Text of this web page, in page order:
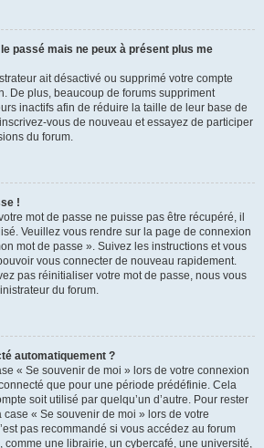
passé mais ne peux à présent plus me
ait désactivé ou supprimé votre compte
De plus, beaucoup de forums suppriment
inactifs afin de réduire la taille de leur base de
vous de nouveau et essayez de participer
du forum.
!
mot de passe ne puisse pas être récupéré, il
Veuillez vous rendre sur la page de connexion
mot de passe ». Suivez les instructions et vous
vous connecter de nouveau rapidement.
pas réinitialiser votre mot de passe, nous vous
du forum.
automatiquement ?
« Se souvenir de moi » lors de votre connexion
que pour une période prédéfinie. Cela
soit utilisé par quelqu’un d’autre. Pour rester
« Se souvenir de moi » lors de votre
pas recommandé si vous accédez au forum
une librairie, un cybercafé, une université,